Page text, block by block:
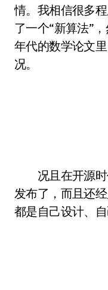
情。我相信很多
了一个“新算法”
年代的数学论文
况。
况且在开源时
发布了，而且还
都是自己设计、